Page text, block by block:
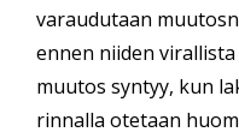
varaudutaan
ennen niiden
muutos syntyy, kun
rinnalla otetaan